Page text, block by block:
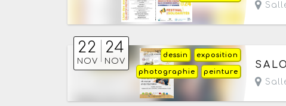
22
NOV
24
NOV
exposition
dessin
peinture
photographie
Du